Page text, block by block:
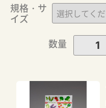
規格・サ
イズ
数量